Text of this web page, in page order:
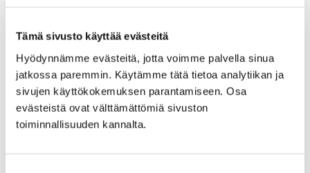
Tämä sivusto käyttää evästeitä
Hyödynnämme evästeitä, jotta voimme palvella sinua
jatkossa paremmin. Käytämme tätä tietoa analytiikan ja
sivujen käyttökokemuksen parantamiseen. Osa
evästeistä ovat välttämättömiä sivuston
toiminnallisuuden kannalta.
Martat tuovat ompelulanit Pihlavan
kirjastoon
17.3.2025
Pihlavan Martat järjestää maanantaina 24. maaliskuuta